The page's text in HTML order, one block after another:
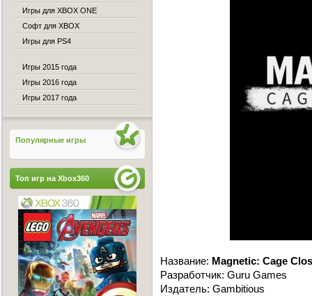
Название: Magnetic: Cage
Разработчик: Guru Games
Издатель: Gambitious
Игры для XBOX ONE
Софт для XBOX
Игры для PS4
Игры 2015 года
Игры 2016 года
Игры 2017 года
Популярные игры
Топ игр на Xbox360